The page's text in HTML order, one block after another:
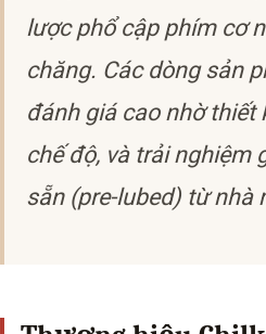
lược phổ cập phím cơ
chăng. Các dòng sản
đánh giá cao nhờ thiết
chế độ, và trải nghiệm
sẵn (pre-lubed) từ nhà